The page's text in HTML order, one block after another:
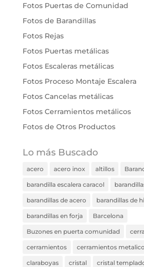
Fotos Puertas de Comunidad
Fotos de Barandillas
Fotos Rejas
Fotos Puertas metálicas
Fotos Escaleras metálicas
Fotos Proceso Montaje Escalera
Fotos Cancelas metálicas
Fotos Cerramientos metálicos
Fotos de Otros Productos
Lo más Buscado
acero acero inox altillos
barandilla escalera caracol
barandillas de acero barandillas de
barandillas en forja Barcelona
Buzones en puerta comunidad
cerramientos cerramientos
claraboyas cristal cristal